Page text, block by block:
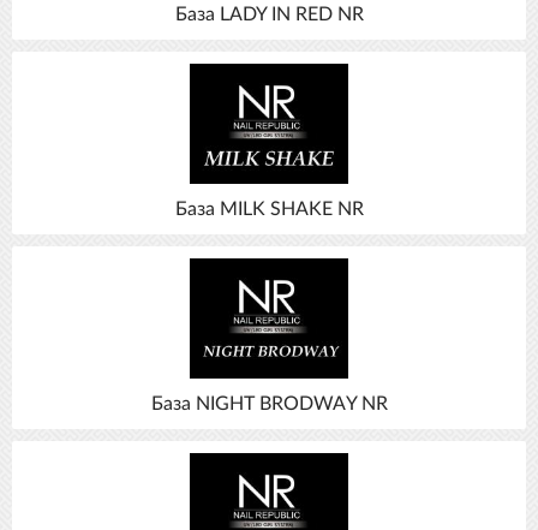
База LADY IN RED NR
База MILK SHAKE NR
База NIGHT BRODWAY NR